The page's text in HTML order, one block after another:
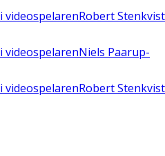
i videospelarenRobert Stenkvist
i videospelarenNiels Paarup-
i videospelarenRobert Stenkvist